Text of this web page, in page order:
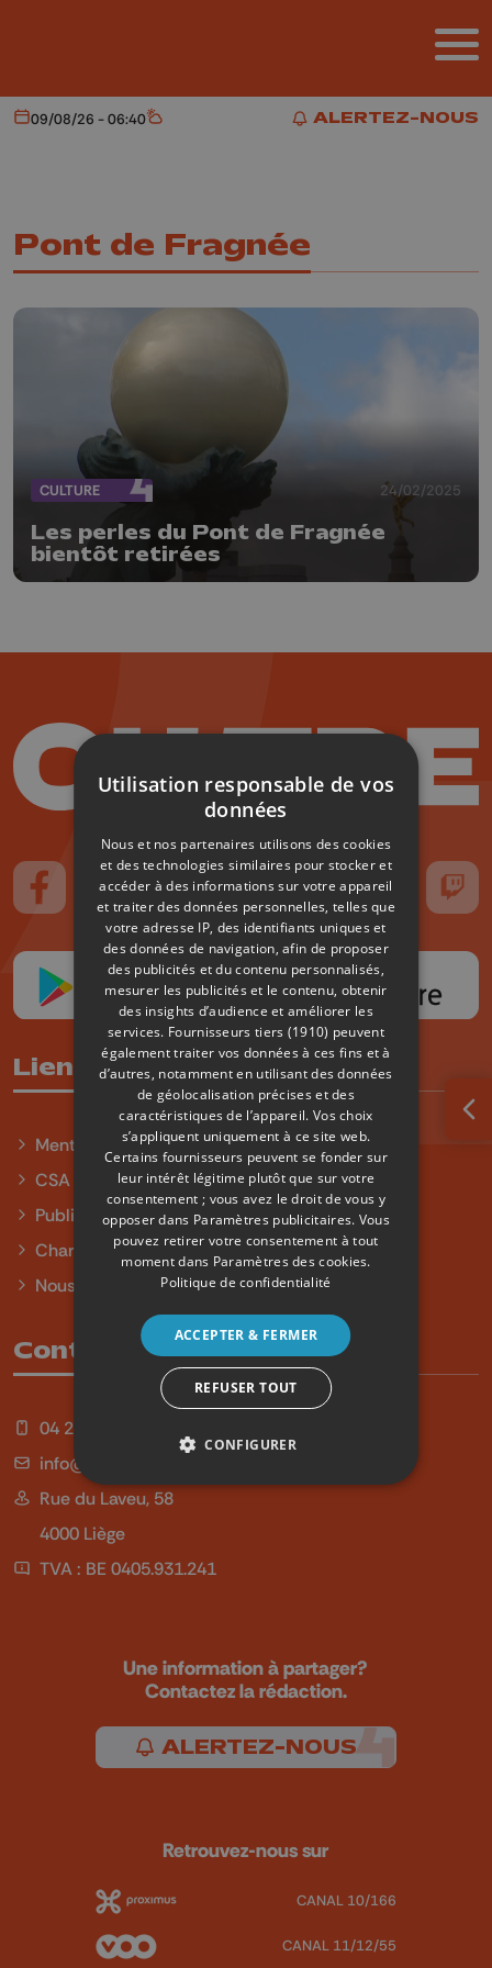
ALERTEZ-NOUS
ALERTEZ-NOUS
Aujourd'hui
09/08/26 - 06:40 Météo
Pont de Fragnée
CULTURE 24/02/2025
Les perles du Pont de Fragnée
bientôt retirées
Suivez-nous sur FaceBook
Suivez-nous sur Instagram
Suivez-nous sur TikTokSuivez-nous sur YouTube
Suivez-nous
Liens utiles
Mentions légales
CSA
Publicité
Charte sur l'égalité et la diversité
Nous contacter
Contact
04 254 99 99
info@qu4tre.be
Rue du Laveu, 58
4000 Liège
TVA : BE 0405.931.241
Une information à partager?
Contactez la rédaction.
ALERTEZ-NOUS
Retrouvez-nous sur
CANAL 10/166
CANAL 11/12/55
Utilisation responsable de vos
données
Nous et nos partenaires utilisons des cookies
et des technologies similaires pour stocker et
accéder à des informations sur votre appareil
et traiter des données personnelles, telles que
votre adresse IP, des identifiants uniques et
des données de navigation, afin de proposer
des publicités et du contenu personnalisés,
mesurer les publicités et le contenu, obtenir
des insights d’audience et améliorer les
services. Fournisseurs tiers (1910) peuvent
également traiter vos données à ces fins et à
d’autres, notamment en utilisant des données
de géolocalisation précises et des
caractéristiques de l’appareil. Vos choix
s’appliquent uniquement à ce site web.
Certains fournisseurs peuvent se fonder sur
leur intérêt légitime plutôt que sur votre
consentement ; vous avez le droit de vous y
opposer dans Paramètres publicitaires. Vous
pouvez retirer votre consentement à tout
moment dans Paramètres des cookies.
Politique de confidentialité
ACCEPTER & FERMER
REFUSER TOUT
CONFIGURER